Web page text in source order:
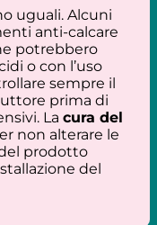
uguali. Alcuni
anti-calcare
potrebbero
o con l’uso
sempre il
prima di
La cura del
non alterare le
prodotto
del